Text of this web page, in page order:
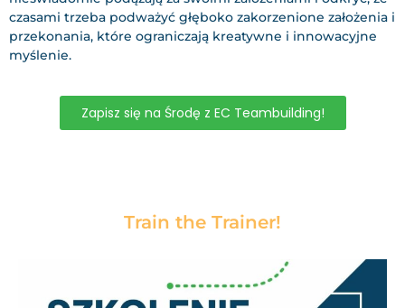
czasami trzeba podważyć głęboko zakorzenione założenia i
przekonania, które ograniczają kreatywne i innowacyjne
myślenie.
Zapisz się na Środę z EC Teambuilding!
Train the Trainer!